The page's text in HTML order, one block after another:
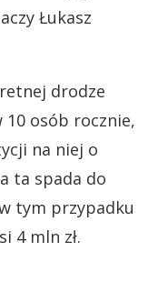
Łukasz
drodze
10 osób rocznie,
na niej o
ta spada do
tym przypadku
4 mln zł.